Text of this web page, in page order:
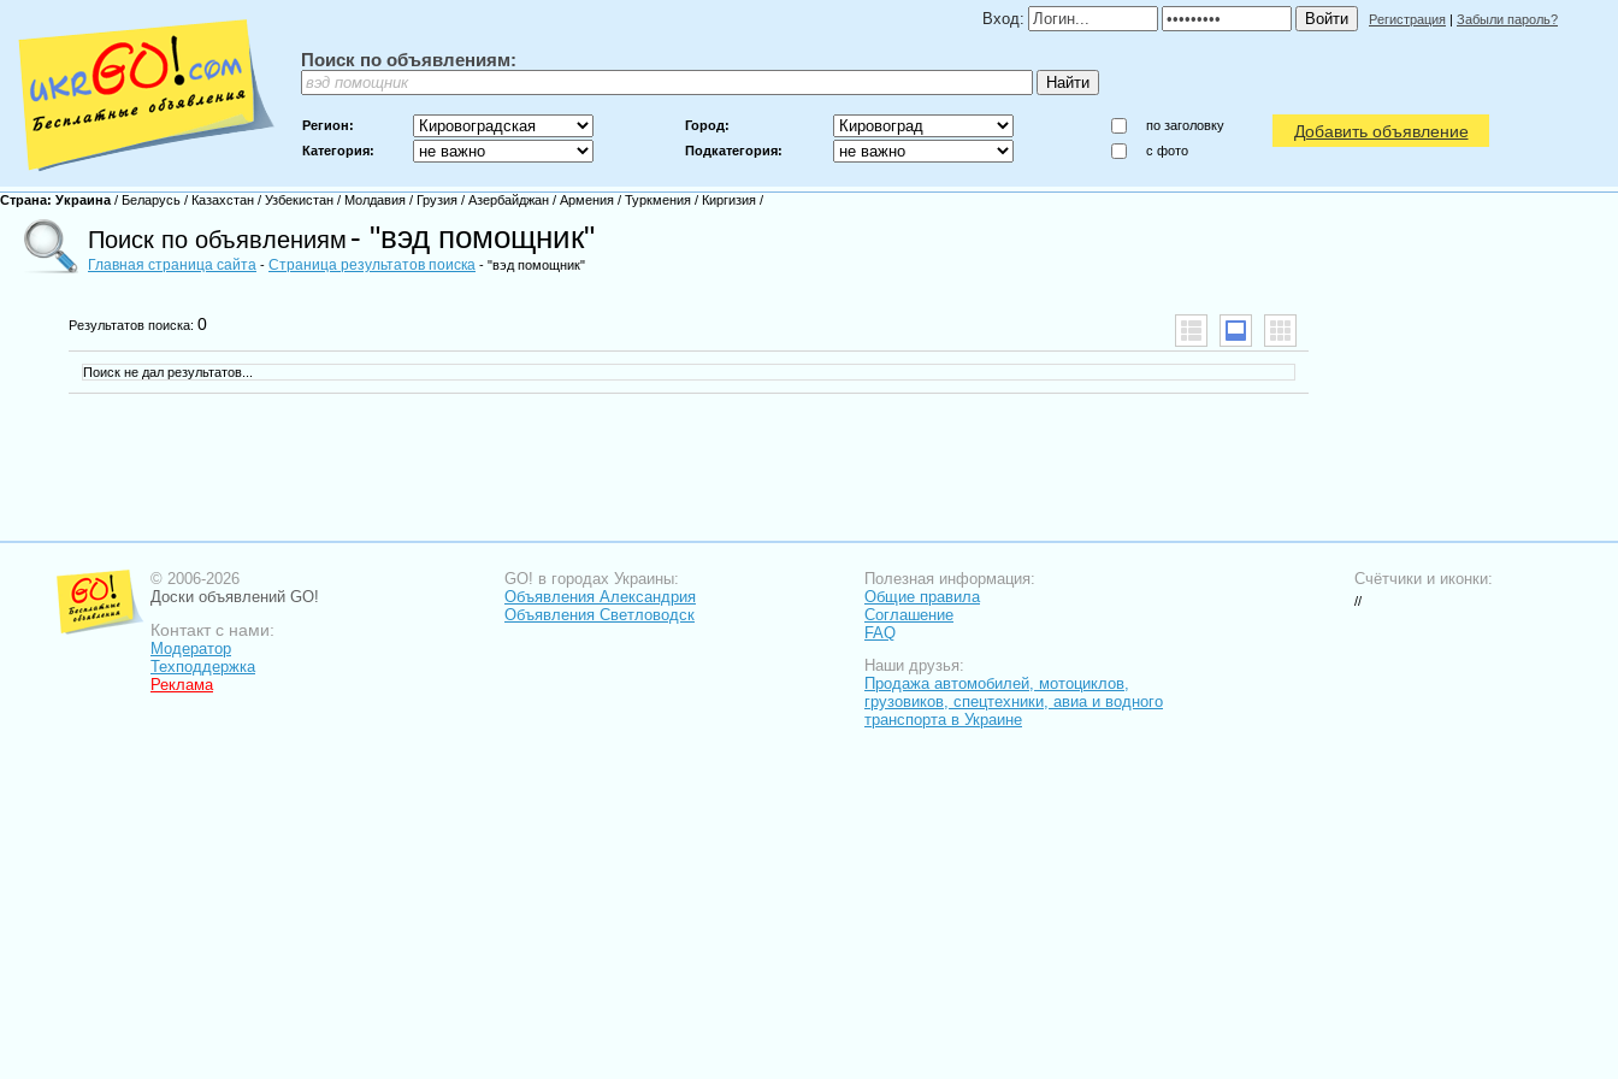
Вход: Регистрация | Забыли пароль?
Поиск по объявлениям:
Регион: Город:
по заголовку
Категория:
Подкатегория: c фото
Добавить объявление
Страна: Украина / Беларусь / Казахстан / Узбекистан / Молдавия / Грузия / Азербайджан / Армения / Туркмения / Киргизия /
Поиск по объявлениям - "вэд помощник"
Главная страница сайта - Страница результатов поиска - "вэд помощник"
Результатов поиска:0
Поиск не дал результатов...
© 2006-2026
Доски объявлений GO!
Контакт с нами:
Модератор
Техподдержка
Реклама
GO! в городах Украины:
Объявления Александрия
Объявления Светловодск
Полезная информация:
Общие правила
Соглашение
FAQ
Наши друзья:
Продажа автомобилей, мотоциклов,
грузовиков, спецтехники, авиа и водного
транспорта в Украине
Счётчики и иконки:
//